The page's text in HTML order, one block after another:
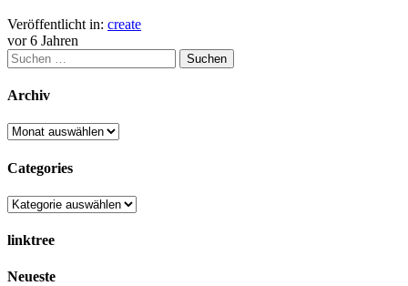
Veröffentlicht in: create
vor 6 Jahren
Archiv
Categories
linktree
Neueste